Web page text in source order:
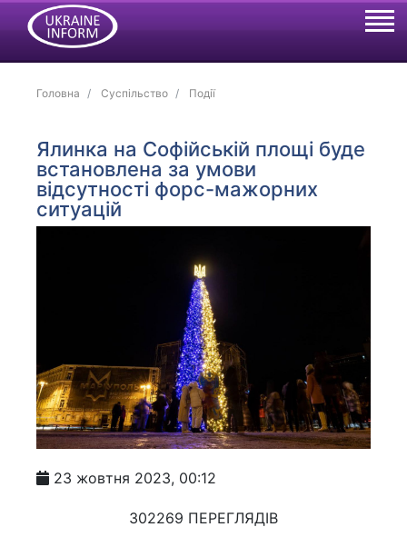
Головна Суспільство Події
Ялинка на Софійській площі буде
встановлена за умови
відсутності форс-мажорних
ситуацій
23 жовтня 2023, 00:12
302269 ПЕРЕГЛЯДІВ